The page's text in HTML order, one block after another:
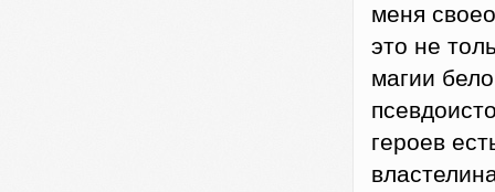
меня
это не
магии
героев